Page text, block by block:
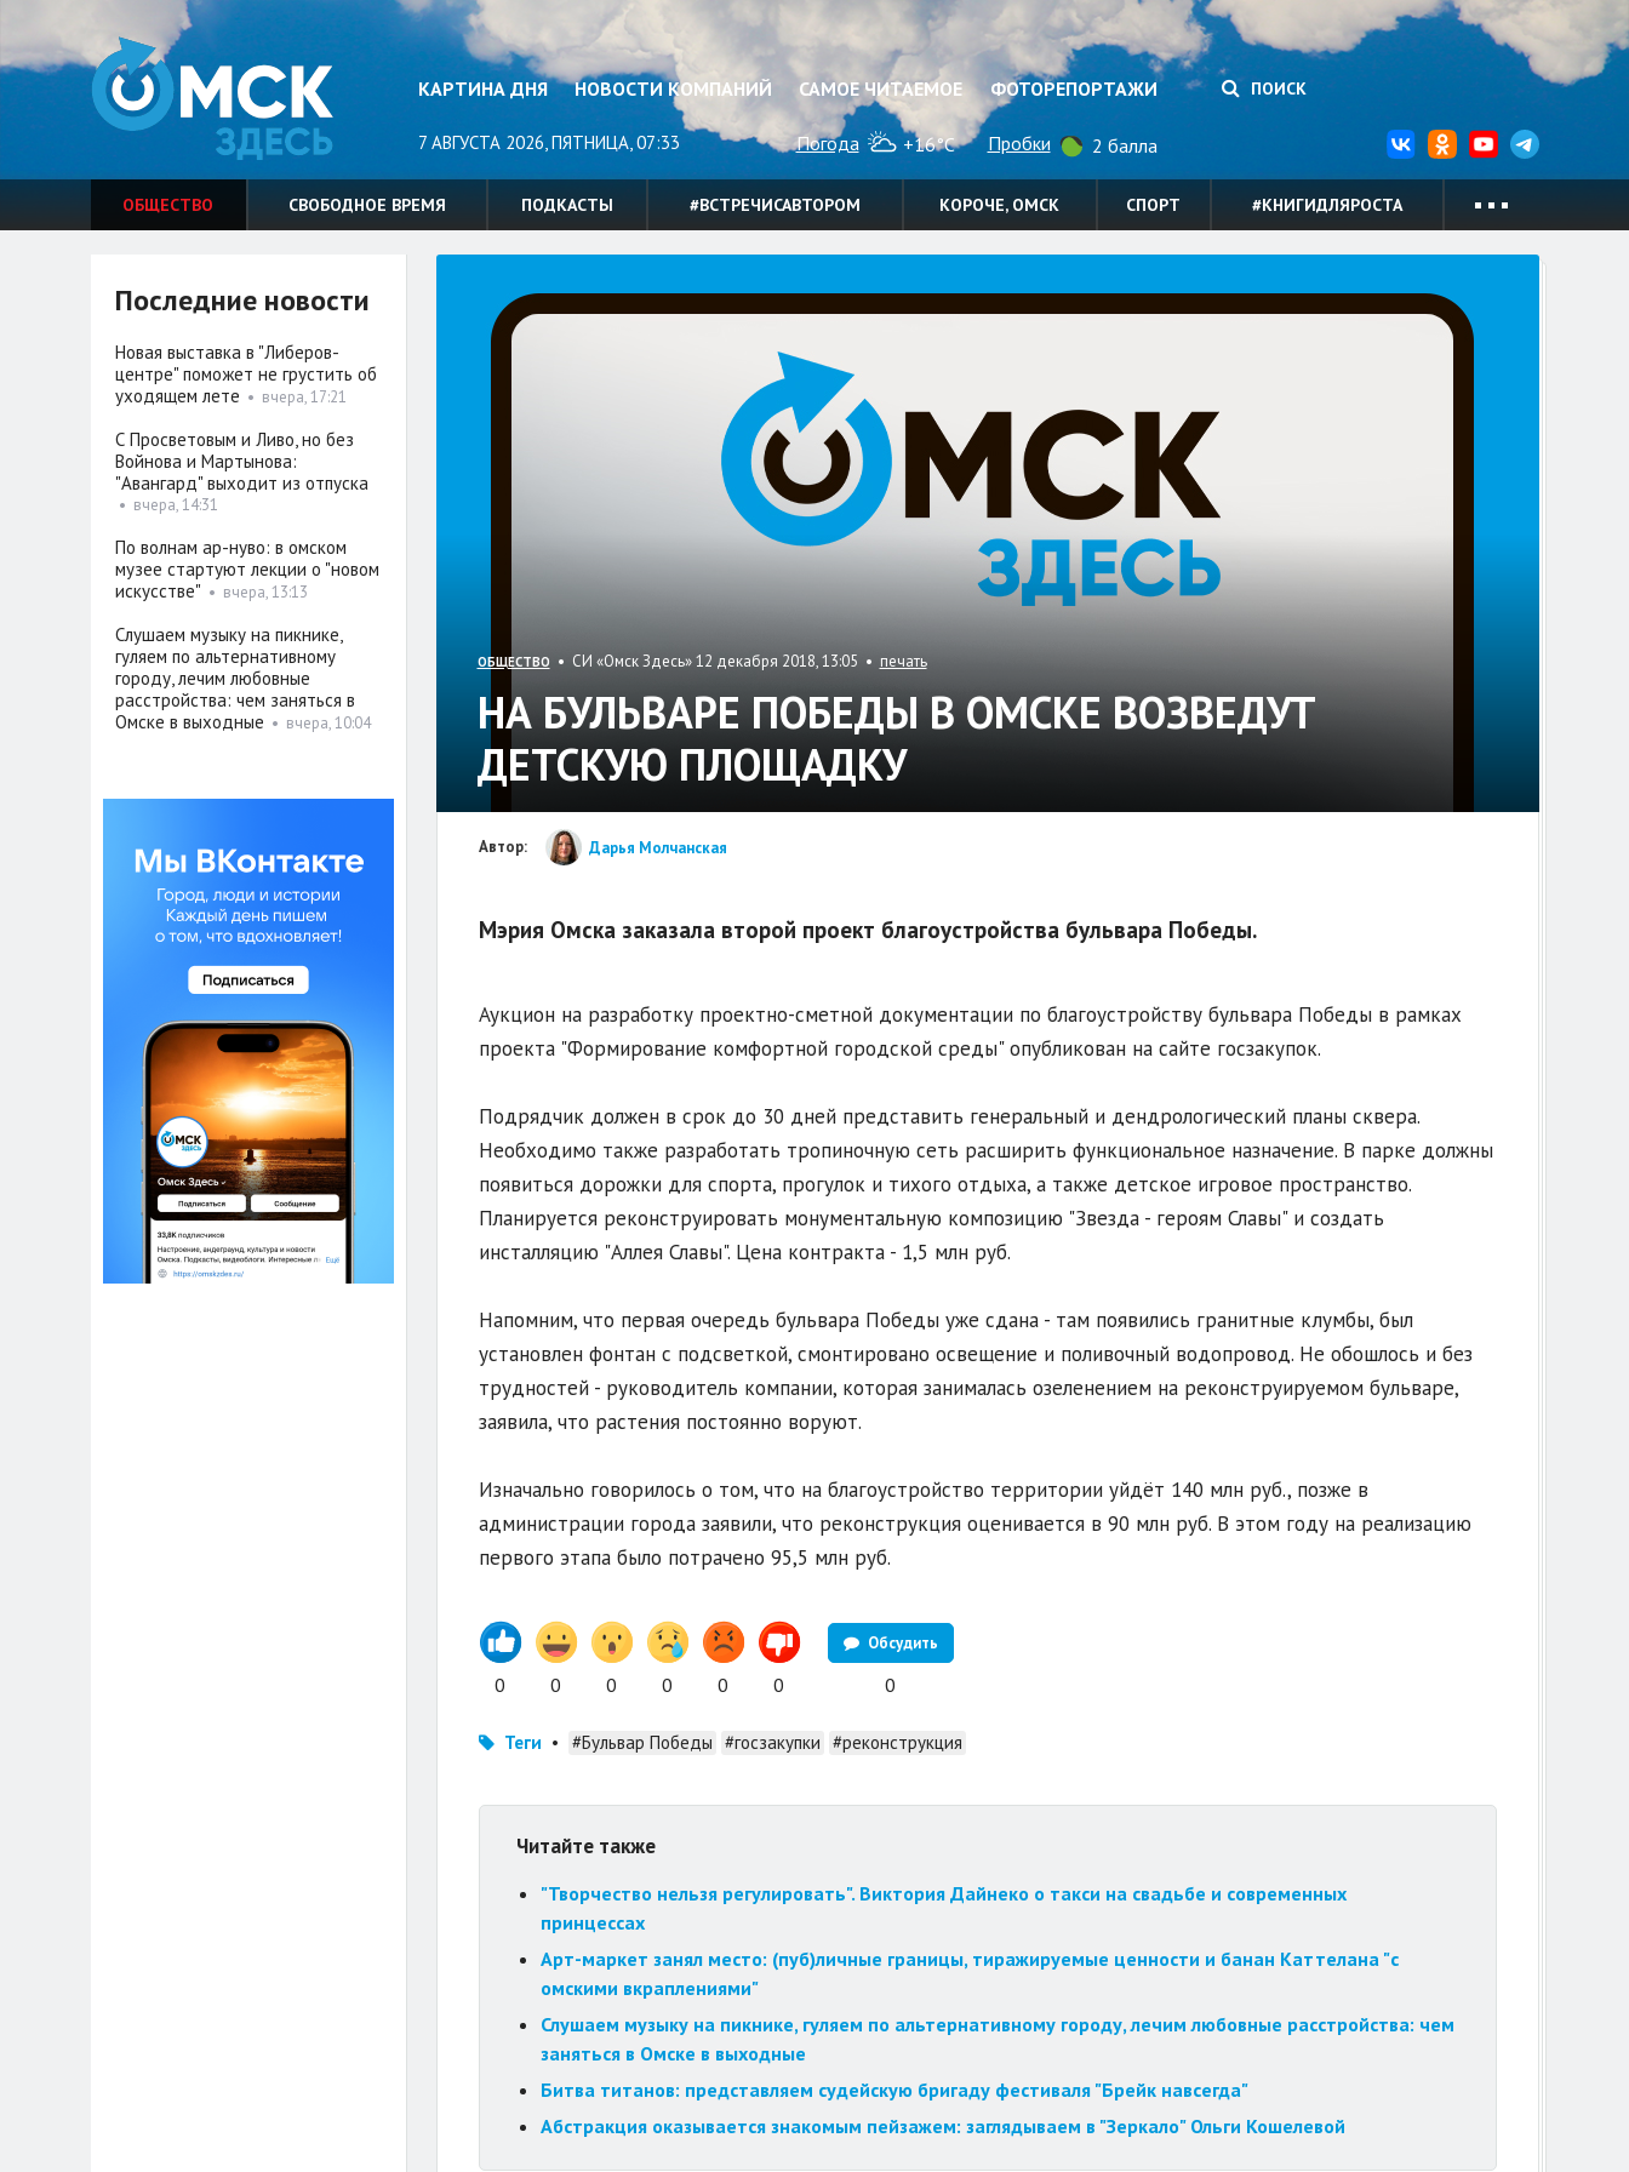
КАРТИНА ДНЯ НОВОСТИ КОМПАНИЙ САМОЕ ЧИТАЕМОЕ ФОТОРЕПОРТАЖИ ПОИСК
7 АВГУСТА 2026, ПЯТНИЦА, 07:33 Погода +16°C Пробки 2 балла
ОБЩЕСТВО СВОБОДНОЕ ВРЕМЯ ПОДКАСТЫ #ВСТРЕЧИСАВТОРОМ КОРОЧЕ, ОМСК СПОРТ #КНИГИДЛЯРОСТА
ОБЩЕСТВО • СИ «Омск Здесь» 12 декабря 2018, 13:05 • печать
НА БУЛЬВАРЕ ПОБЕДЫ В ОМСКЕ ВОЗВЕДУТ
ДЕТСКУЮ ПЛОЩАДКУ
Автор: Дарья Молчанская
Мэрия Омска заказала второй проект благоустройства бульвара Победы.
Аукцион на разработку проектно-сметной документации по благоустройству бульвара Победы в рамках
проекта "Формирование комфортной городской среды" опубликован на сайте госзакупок.
Подрядчик должен в срок до 30 дней представить генеральный и дендрологический планы сквера.
Необходимо также разработать тропиночную сеть расширить функциональное назначение. В парке должны
появиться дорожки для спорта, прогулок и тихого отдыха, а также детское игровое пространство.
Планируется реконструировать монументальную композицию "Звезда - героям Славы" и создать
инсталляцию "Аллея Славы". Цена контракта - 1,5 млн руб.
Напомним, что первая очередь бульвара Победы уже сдана - там появились гранитные клумбы, был
установлен фонтан с подсветкой, смонтировано освещение и поливочный водопровод. Не обошлось и без
трудностей - руководитель компании, которая занималась озеленением на реконструируемом бульваре,
заявила, что растения постоянно воруют.
Изначально говорилось о том, что на благоустройство территории уйдёт 140 млн руб., позже в
администрации города заявили, что реконструкция оценивается в 90 млн руб. В этом году на реализацию
первого этапа было потрачено 95,5 млн руб.
0 0 0 0 0 0
Обсудить
0
Теги • #Бульвар Победы #госзакупки #реконструкция
Читайте также
"Творчество нельзя регулировать". Виктория Дайнеко о такси на свадьбе и современных
принцессах
Арт-маркет занял место: (пуб)личные границы, тиражируемые ценности и банан Каттелана "с
омскими вкраплениями"
Слушаем музыку на пикнике, гуляем по альтернативному городу, лечим любовные расстройства: чем
заняться в Омске в выходные
Битва титанов: представляем судейскую бригаду фестиваля "Брейк навсегда"
Абстракция оказывается знакомым пейзажем: заглядываем в "Зеркало" Ольги Кошелевой
Последние новости
Новая выставка в "Либеров-
центре" поможет не грустить об
уходящем лете • вчера, 17:21
С Просветовым и Ливо, но без
Войнова и Мартынова:
"Авангард" выходит из отпуска
• вчера, 14:31
По волнам ар-нуво: в омском
музее стартуют лекции о "новом
искусстве" • вчера, 13:13
Слушаем музыку на пикнике,
гуляем по альтернативному
городу, лечим любовные
расстройства: чем заняться в
Омске в выходные • вчера, 10:04